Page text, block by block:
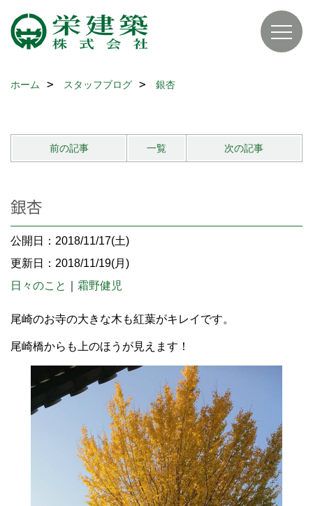
ホーム スタッフブログ 銀杏
前の記事 一覧 次の記事
銀杏
公開日：2018/11/17(土)
更新日：2018/11/19(月)
日々のこと
霜野健児
尾崎のお寺の大きな木も紅葉がキレイです。
尾崎橋からも上のほうが見えます！